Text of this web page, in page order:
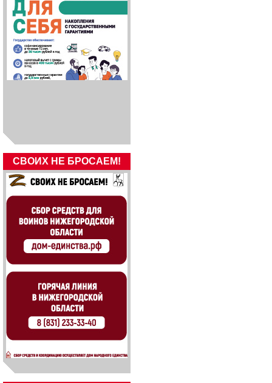
СВОИХ НЕ БРОСАЕМ!